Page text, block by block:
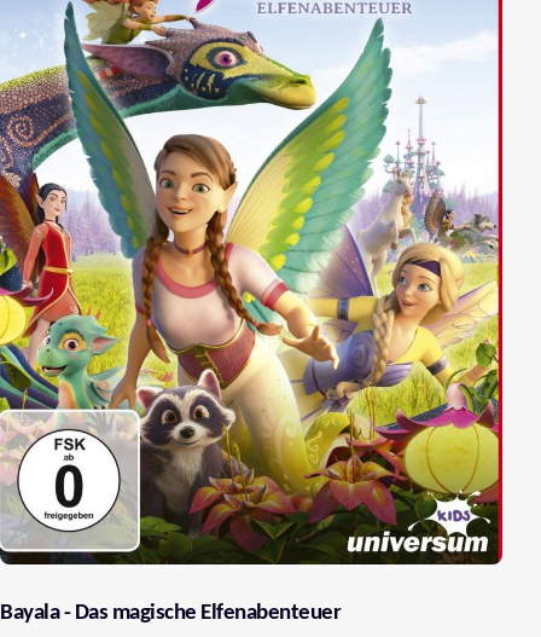
Bayala - Das magische Elfenabenteuer